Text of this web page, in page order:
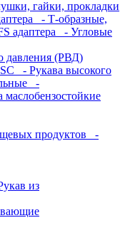
гайки, прокладки
- Т-образные,
адаптера
- Угловые
давления (РВД)
- Рукава высокого
-
маслобензостойкие
продуктов
-
из